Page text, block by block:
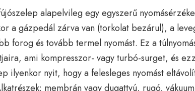
alapelvileg egy egyszerű
a gázpedál zárva van (torkolat bezárul), a
forog és tovább termel nyomást. Ez a
ami kompresszor- vagy turbó-surget, és
ilyenkor nyit, hogy a felesleges nyomást
membrán vagy dugattyú, rugó,